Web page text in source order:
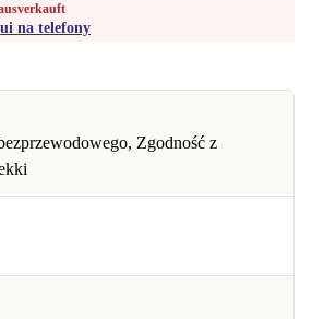
na telefony
Zgodność z